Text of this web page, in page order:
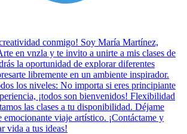
conmigo! Soy María Martínez,
en vnzla y te invito a unirte a mis clases de
la oportunidad de explorar diferentes
libremente en un ambiente inspirador.
los niveles: No importa si eres principiante
¡todos son bienvenidos! Flexibilidad
las clases a tu disponibilidad. Déjame
emocionante viaje artístico. ¡Contáctame y
vida a tus ideas!